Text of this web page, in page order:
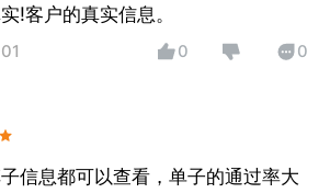
!客户的真实信息。
0 0
信息都可以查看，单子的通过率大